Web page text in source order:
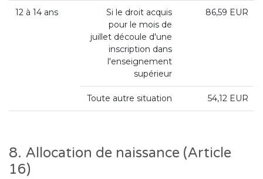
12 à 14 ans
Si le droit acquis
pour le mois de
juillet découle d'une
inscription dans
l'enseignement
supérieur
86,59 EUR
Toute autre situation 54,12 EUR
8. Allocation de naissance (Article
16)